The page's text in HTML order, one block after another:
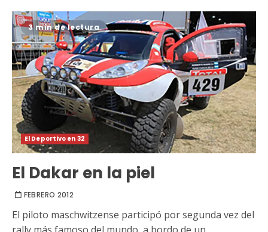
3 min de lectura
El Deportivo en 32
El Dakar en la piel
FEBRERO 2012
El piloto maschwitzense participó por segunda vez del